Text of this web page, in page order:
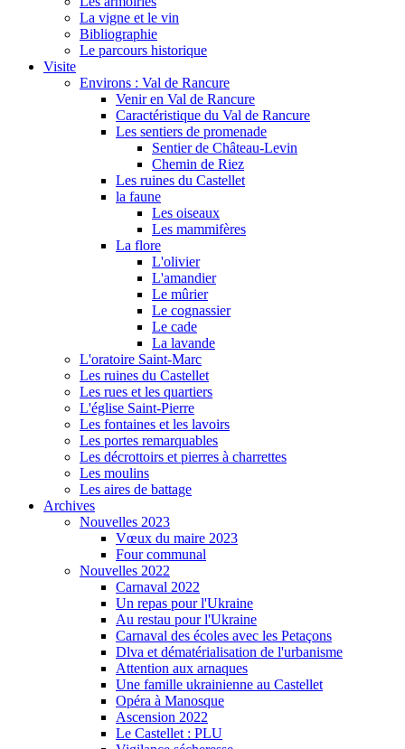
La vigne et le vin
Bibliographie
Le parcours historique
Visite
Environs : Val de Rancure
Venir en Val de Rancure
Caractéristique du Val de Rancure
Les sentiers de promenade
Sentier de Château-Levin
Chemin de Riez
Les ruines du Castellet
la faune
Les oiseaux
Les mammifères
La flore
L'olivier
L'amandier
Le mûrier
Le cognassier
Le cade
La lavande
L'oratoire Saint-Marc
Les ruines du Castellet
Les rues et les quartiers
L'église Saint-Pierre
Les fontaines et les lavoirs
Les portes remarquables
Les décrottoirs et pierres à charrettes
Les moulins
Les aires de battage
Archives
Nouvelles 2023
Vœux du maire 2023
Four communal
Nouvelles 2022
Carnaval 2022
Un repas pour l'Ukraine
Au restau pour l'Ukraine
Carnaval des écoles avec les Petaçons
Dlva et dématérialisation de l'urbanisme
Attention aux arnaques
Une famille ukrainienne au Castellet
Opéra à Manosque
Ascension 2022
Le Castellet : PLU